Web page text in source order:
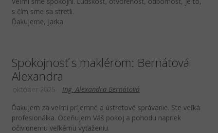
s čím sme sa stretli.
Ďakujeme, Jarka
Spokojnosť s maklérom: Bernátová
Alexandra
Ing. Alexandra Bernátová
október 2025
Ďakujem za veľmi príjemné a ústretové správanie. Ste veľká
profesionálka. Oceňujem Váš pokoj a pohodu napriek
očividnemu veľkému vyťaženiu.